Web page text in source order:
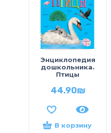
Энциклопедия
дошкольника.
Птицы
44.90₪
В корзину